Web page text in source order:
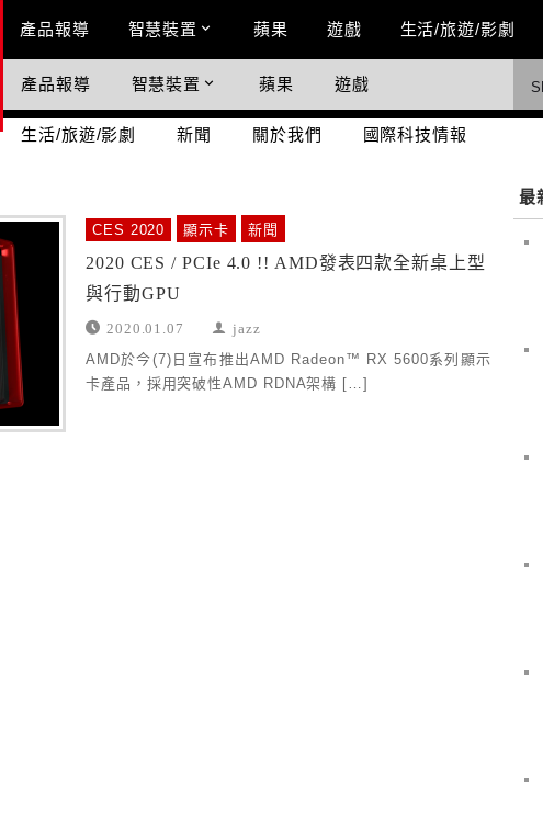
Main Menu
產品報導 智慧裝置 蘋果 遊戲 生活/旅遊/影劇
國際科技情報
產品報導 智慧裝置 蘋果 遊戲
生活/旅遊/影劇 新聞 關於我們 國際科技情報
CES 2020 顯示卡 新聞
2020 CES / PCIe 4.0 !! AMD發表四款全新桌上型
與行動GPU
2020.01.07 jazz
AMD於今(7)日宣布推出AMD Radeon™ RX 5600系列顯示
卡產品，採用突破性AMD RDNA架構 […]
最